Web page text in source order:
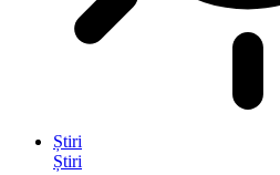
Știri
Știri